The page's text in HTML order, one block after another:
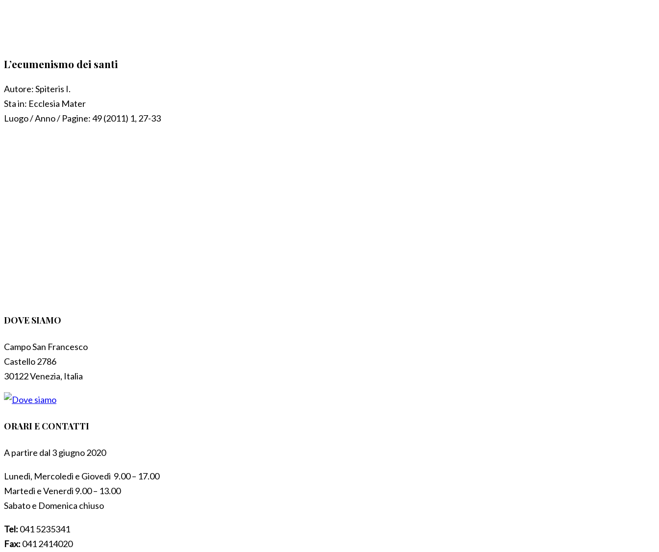
L’ecumenismo dei santi
Autore:Spiteris I.
Sta in: Ecclesia Mater
Luogo / Anno / Pagine:49 (2011) 1, 27-33
DOVE SIAMO
Campo San Francesco
Castello 2786
30122 Venezia, Italia
ORARI E CONTATTI
A partire dal 3 giugno 2020
Lunedì, Mercoledì e Giovedì 9.00 – 17.00
Martedì e Venerdì 9.00 – 13.00
Sabato e Domenica chiuso
Tel: 041 5235341
Fax: 041 2414020